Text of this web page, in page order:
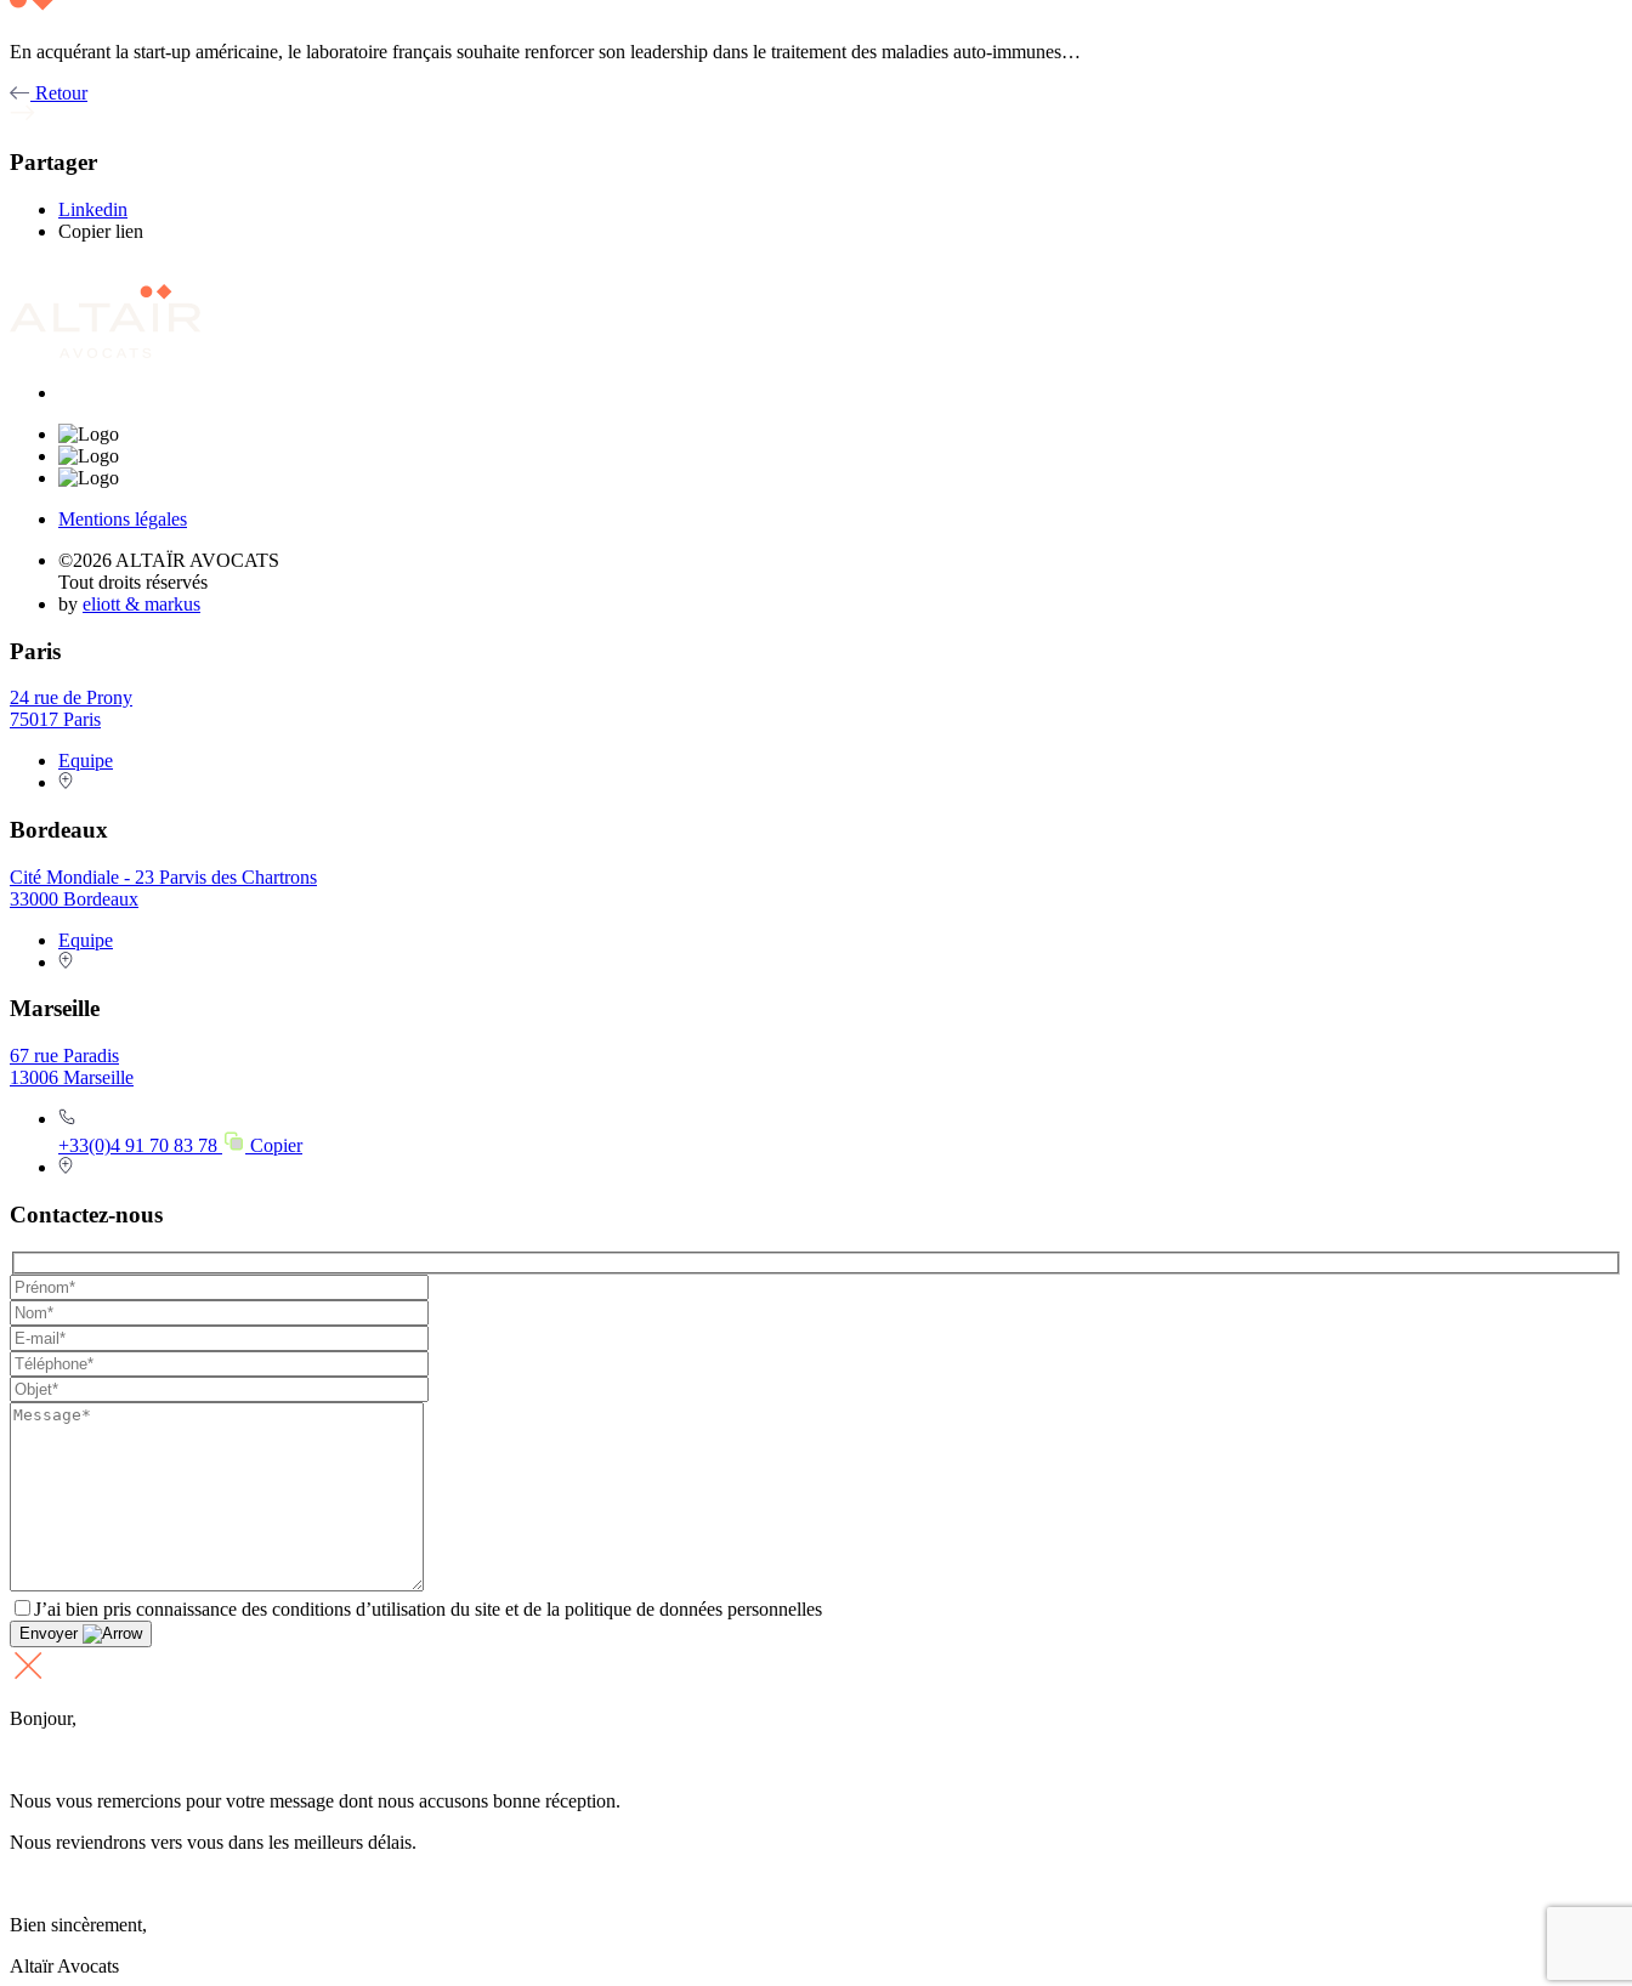
En acquérant la start-up américaine, le laboratoire français souhaite renforcer son leadership dans le traitement des maladies auto-immunes…
Retour
Partager
Linkedin
Copier lien
Mentions légales
©2026 ALTAÏR AVOCATS
Tout droits réservés
by eliott & markus
Paris
24 rue de Prony
75017 Paris
Equipe
Bordeaux
Cité Mondiale - 23 Parvis des Chartrons
33000 Bordeaux
Equipe
Marseille
67 rue Paradis
13006 Marseille
+33(0)4 91 70 83 78 Copier
Contactez-nous
J’ai bien pris connaissance des conditions d’utilisation du site et de la politique de données personnelles
Envoyer
Bonjour,
Nous vous remercions pour votre message dont nous accusons bonne réception.
Nous reviendrons vers vous dans les meilleurs délais.
Bien sincèrement,
Altaïr Avocats